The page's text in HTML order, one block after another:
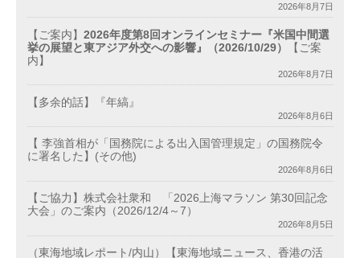
2026年8月7日
【ご案内】 2026年度第8回オンラインセミナー『米国中間選
挙の展望と東アジア外交への影響』（2026/10/29）
【ご案
内】
2026年8月7日
【多余的話】『年縞』
2026年8月6日
【 李強首相が「国務院による出入国管理規定」の国務院令
に署名した】(その他)
2026年8月6日
【ご協力】株式会社衆和 「2026上海マラソン 第30回記念
大会」のご案内（2026/12/4～7）
2026年8月5日
（東海地域レポート/内山）【東海地域ニュース、香港の活